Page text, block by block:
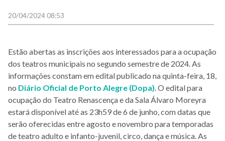
20/04/2024 08:53
Estão abertas as inscrições aos interessados para a ocupação
dos teatros municipais no segundo semestre de 2024. As
informações constam em edital publicado na quinta-feira, 18,
no Diário Oficial de Porto Alegre (Dopa) O edital para
ocupação do Teatro Renascença e da Sala Álvaro Moreyra
estará disponívelaté as 23h59 de 6 de junho, com datas que
serão oferecidas entre agosto e novembro para temporadas
de teatro adulto e infanto-juvenil, circo, dança e música. As